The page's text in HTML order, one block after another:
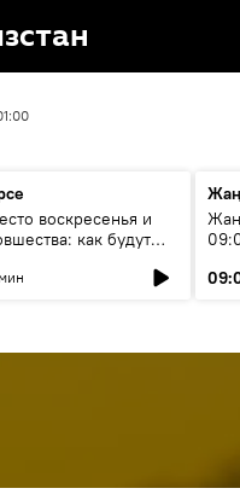
воскресенья и
как будут